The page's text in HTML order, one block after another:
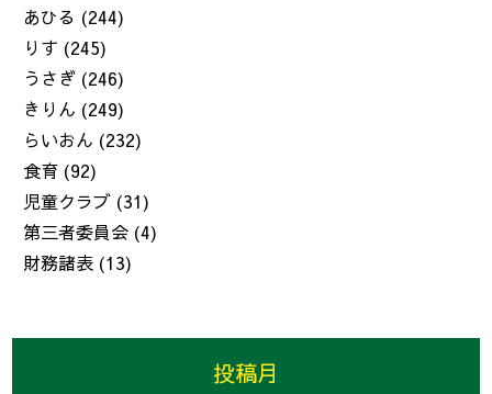
あひる (244)
りす (245)
うさぎ (246)
きりん (249)
らいおん (232)
食育 (92)
児童クラブ (31)
第三者委員会 (4)
財務諸表 (13)
投稿月